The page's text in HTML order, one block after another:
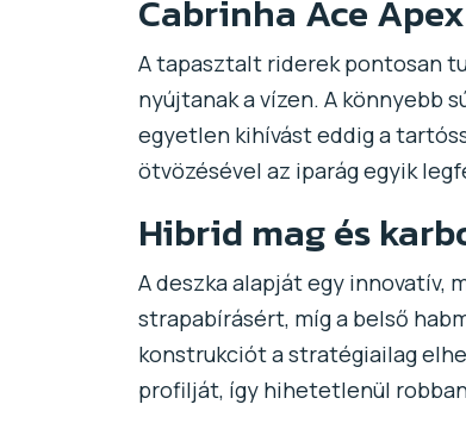
Cabrinha Ace
A tapasztalt riderek pontosan
nyújtanak a vízen. A könnyebb
egyetlen kihívást eddig a
ötvözésével az iparág egyik
Hibrid mag és
A deszka alapját egy innovatív,
strapabírásért, míg a belső
konstrukciót a stratégiailag
profilját, így hihetetlenül